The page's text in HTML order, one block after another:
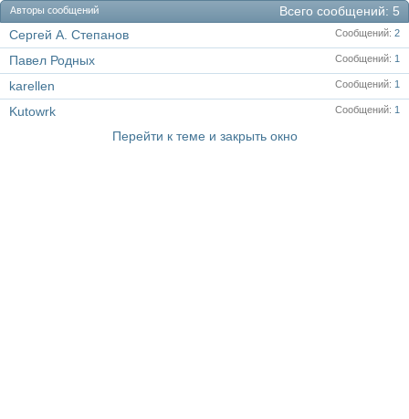
Всего сообщений 5
Авторы сообщений
Сообщений 2
Сергей А. Степанов
Сообщений 1
Павел Родных
Сообщений 1
karellen
Сообщений 1
Kutowrk
Перейти к теме и закрыть окно